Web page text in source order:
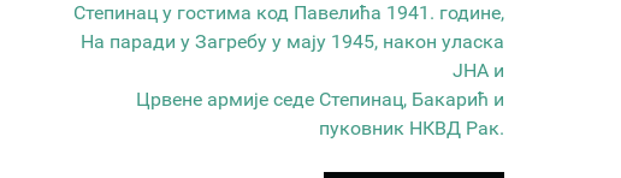
Степинац у гостима код Павелића 1941. године,
На паради у Загребу у мају 1945, након уласка
ЈНА и
Црвене армије седе Степинац, Бакарић и
пуковник НКВД Рак.